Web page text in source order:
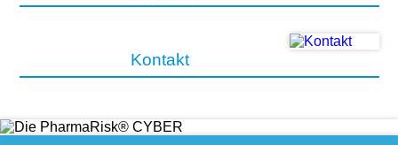
Kontakt